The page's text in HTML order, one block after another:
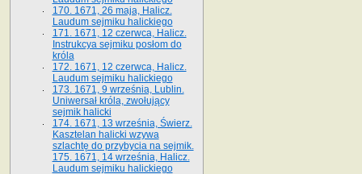
170. 1671, 26 maja, Halicz.
Laudum sejmiku halickiego
171. 1671, 12 czerwca, Halicz.
Instrukcya sejmiku posłom do
króla
172. 1671, 12 czerwca, Halicz.
Laudum sejmiku halickiego
173. 1671, 9 września, Lublin.
Uniwersał króla, zwołujący
sejmik halicki
174. 1671, 13 września, Świerz.
Kasztelan halicki wzywa
szlachtę do przybycia na sejmik.
175. 1671, 14 września, Halicz.
Laudum sejmiku halickiego